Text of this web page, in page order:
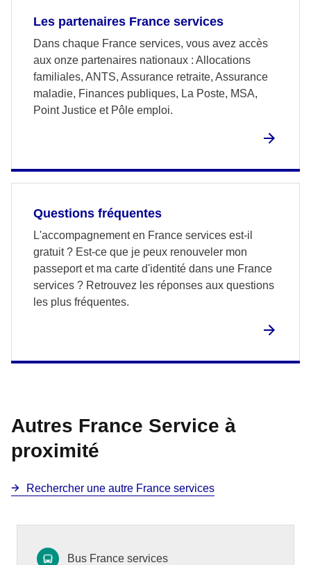
Les partenaires France services
Dans chaque France services, vous avez accès
aux onze partenaires nationaux : Allocations
familiales, ANTS, Assurance retraite, Assurance
maladie, Finances publiques, La Poste, MSA,
Point Justice et Pôle emploi.
Questions fréquentes
L'accompagnement en France services est-il
gratuit ? Est-ce que je peux renouveler mon
passeport et ma carte d'identité dans une France
services ? Retrouvez les réponses aux questions
les plus fréquentes.
Autres France Service à
proximité
Rechercher une autre France services
Bus France services